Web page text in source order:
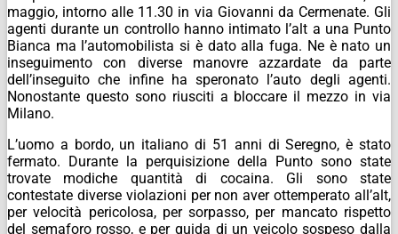
maggio, intorno alle 11.30 in via Giovanni da Cermenate. Gli
agenti durante un controllo hanno intimato l’alt a una Punto
Bianca ma l’automobilista si è dato alla fuga. Ne è nato un
inseguimento con diverse manovre azzardate da parte
dell’inseguito che infine ha speronato l’auto degli agenti.
Nonostante questo sono riusciti a bloccare il mezzo in via
Milano.
L’uomo a bordo, un italiano di 51 anni di Seregno, è stato
fermato. Durante la perquisizione della Punto sono state
trovate modiche quantità di cocaina. Gli sono state
contestate diverse violazioni per non aver ottemperato all’alt,
per velocità pericolosa, per sorpasso, per mancato rispetto
del semaforo rosso, e per guida di un veicolo sospeso dalla